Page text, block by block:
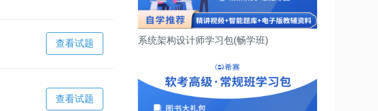
查看试题
查看试题
系统架构设计师学习包(畅学班)